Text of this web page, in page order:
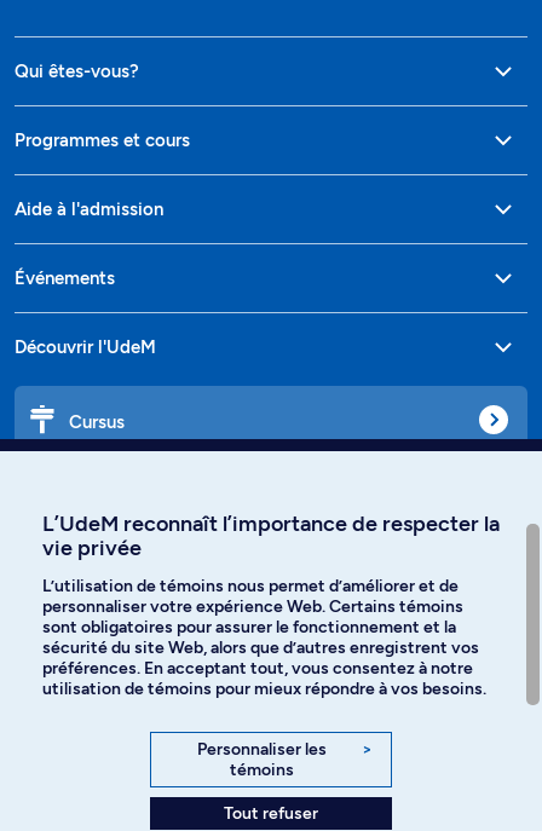
Qui êtes-vous?
Programmes et cours
Aide à l'admission
Événements
Découvrir l'UdeM
Cursus
Langues
Facebook Instagram
YouTube
L’UdeM reconnaît l’importance de respecter la
vie privée
L’utilisation de témoins nous permet d’améliorer et de
personnaliser votre expérience Web. Certains témoins
sont obligatoires pour assurer le fonctionnement et la
sécurité du site Web, alors que d’autres enregistrent vos
préférences. En acceptant tout, vous consentez à notre
utilisation de témoins pour mieux répondre à vos besoins.
Personnaliser les
témoins
>
Tout refuser